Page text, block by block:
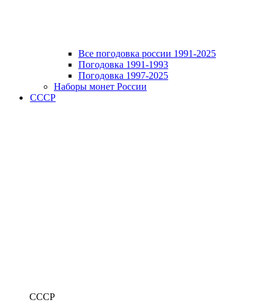
Все погодовка россии 1991-2025
Погодовка 1991-1993
Погодовка 1997-2025
Наборы монет России
СССР
СССР